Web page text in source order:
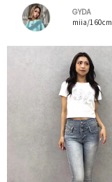
GYDA
miia/160cm